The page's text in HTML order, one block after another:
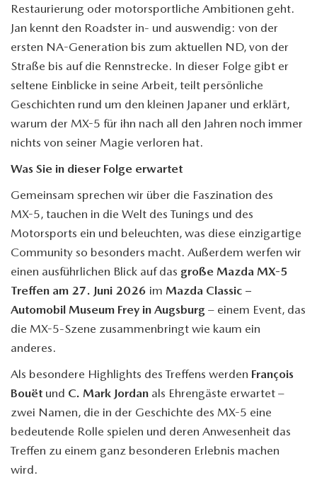
Restaurierung oder motorsportliche Ambitionen geht.
Jan kennt den Roadster in- und auswendig: von der
ersten NA-Generation bis zum aktuellen ND, von der
Straße bis auf die Rennstrecke. In dieser Folge gibt er
seltene Einblicke in seine Arbeit, teilt persönliche
Geschichten rund um den kleinen Japaner und erklärt,
warum der MX-5 für ihn nach all den Jahren noch immer
nichts von seiner Magie verloren hat.
Was Sie in dieser Folge erwartet
Gemeinsam sprechen wir über die Faszination des
MX-5, tauchen in die Welt des Tunings und des
Motorsports ein und beleuchten, was diese einzigartige
Community so besonders macht. Außerdem werfen wir
einen ausführlichen Blick auf das große Mazda MX-5
Treffen am 27. Juni 2026 im Mazda Classic –
Automobil Museum Frey in Augsburg – einem Event, das
die MX-5-Szene zusammenbringt wie kaum ein
anderes.
Als besondere Highlights des Treffens werden François
Bouët und C. Mark Jordan als Ehrengäste erwartet –
zwei Namen, die in der Geschichte des MX-5 eine
bedeutende Rolle spielen und deren Anwesenheit das
Treffen zu einem ganz besonderen Erlebnis machen
wird.